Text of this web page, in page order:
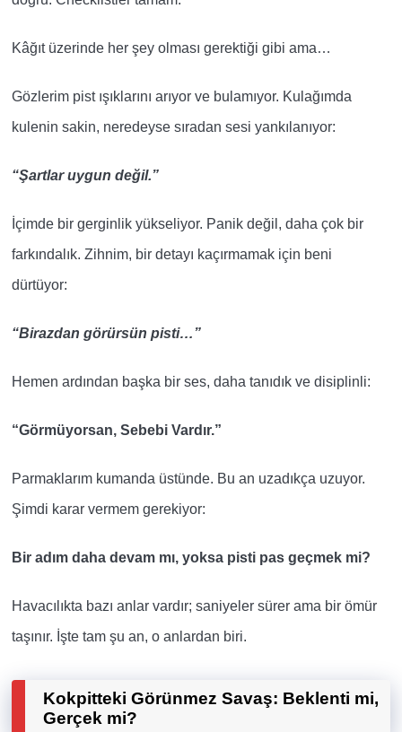
Kâğıt üzerinde her şey olması gerektiği gibi ama…
Gözlerim pist ışıklarını arıyor ve bulamıyor. Kulağımda
kulenin sakin, neredeyse sıradan sesi yankılanıyor:
“Şartlar uygun değil.”
İçimde bir gerginlik yükseliyor. Panik değil, daha çok bir
farkındalık. Zihnim, bir detayı kaçırmamak için beni
dürtüyor:
“Birazdan görürsün pisti…”
Hemen ardından başka bir ses, daha tanıdık ve disiplinli:
“Görmüyorsan, Sebebi Vardır.”
Parmaklarım kumanda üstünde. Bu an uzadıkça uzuyor.
Şimdi karar vermem gerekiyor:
Bir adım daha devam mı, yoksa pisti pas geçmek mi?
Havacılıkta bazı anlar vardır; saniyeler sürer ama bir ömür
taşınır. İşte tam şu an, o anlardan biri.
Kokpitteki Görünmez Savaş: Beklenti mi,
Gerçek mi?